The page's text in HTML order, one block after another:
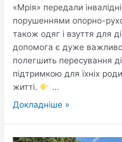
«Мрія» передали
порушеннями опорно-
також одяг і взуття для
допомога є дуже
полегшить пересування
підтримкою для їхніх
житті.
…
Докладніше »